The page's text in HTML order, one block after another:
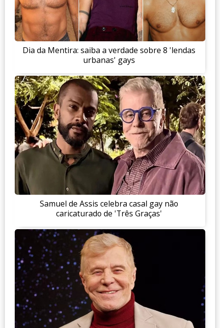
Dia da Mentira: saiba a verdade sobre 8 'lendas
urbanas' gays
Samuel de Assis celebra casal gay não
caricaturado de 'Três Graças'